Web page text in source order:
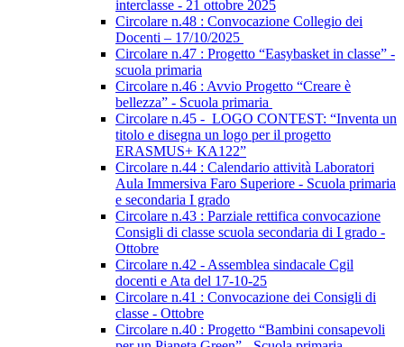
interclasse - 21 ottobre 2025
Circolare n.48 : Convocazione Collegio dei
Docenti – 17/10/2025
Circolare n.47 : Progetto “Easybasket in classe” -
scuola primaria
Circolare n.46 : Avvio Progetto “Creare è
bellezza” - Scuola primaria
Circolare n.45 - LOGO CONTEST: “Inventa un
titolo e disegna un logo per il progetto
ERASMUS+ KA122”
Circolare n.44 : Calendario attività Laboratori
Aula Immersiva Faro Superiore - Scuola primaria
e secondaria I grado
Circolare n.43 : Parziale rettifica convocazione
Consigli di classe scuola secondaria di I grado -
Ottobre
Circolare n.42 - Assemblea sindacale Cgil
docenti e Ata del 17-10-25
Circolare n.41 : Convocazione dei Consigli di
classe - Ottobre
Circolare n.40 : Progetto “Bambini consapevoli